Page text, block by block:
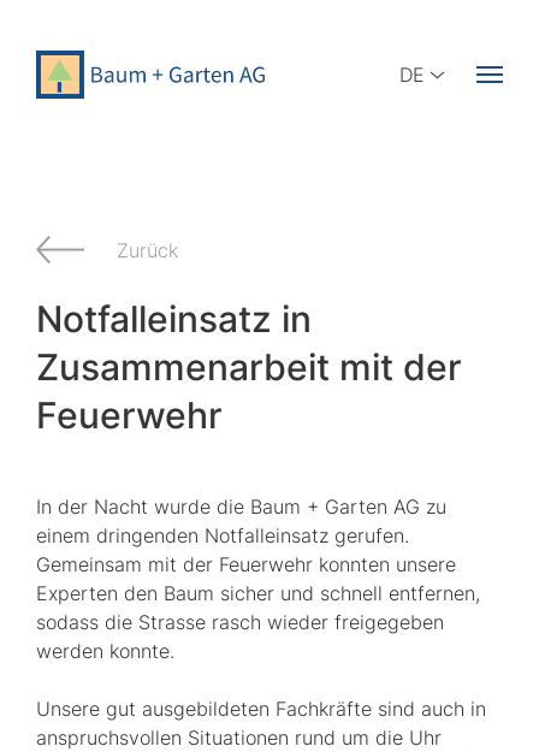
DE
Zurück
Notfalleinsatz in
Zusammenarbeit mit der
Feuerwehr
In der Nacht wurde die Baum + Garten AG zu
einem dringenden Notfalleinsatz gerufen.
Gemeinsam mit der Feuerwehr konnten unsere
Experten den Baum sicher und schnell entfernen,
sodass die Strasse rasch wieder freigegeben
werden konnte.
Unsere gut ausgebildeten Fachkräfte sind auch in
anspruchsvollen Situationen rund um die Uhr